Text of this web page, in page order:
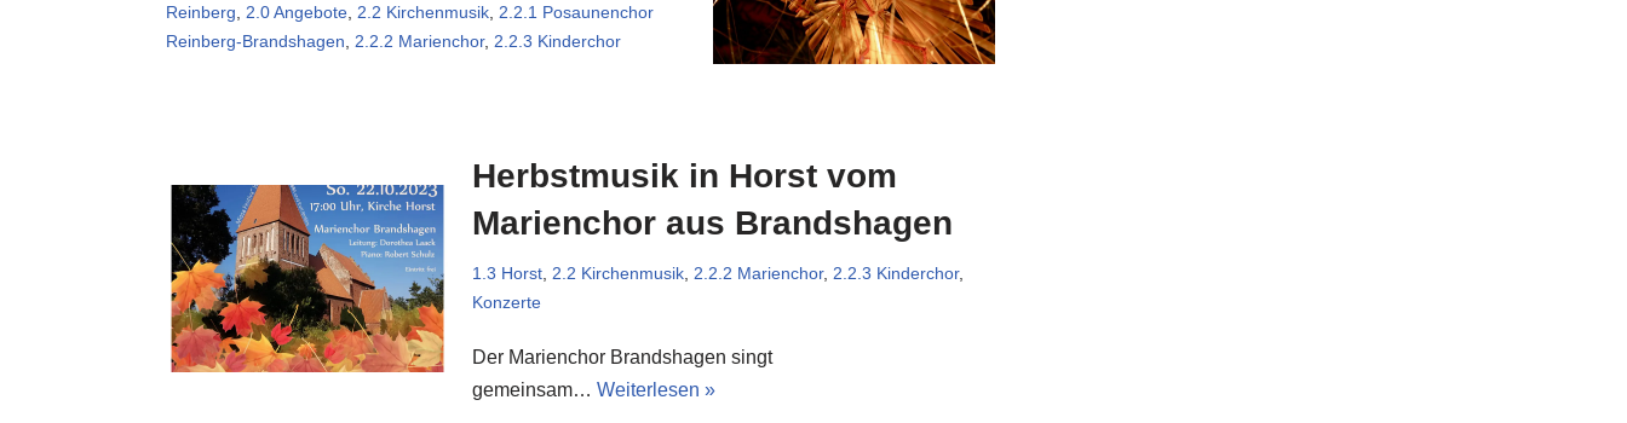
Reinberg
2.0 Angebote 2.2 Kirchenmusik 2.2.1 Posaunenchor
Reinberg-Brandshagen
2.2.2 Marienchor, 2.2.3 Kinderchor
Herbstmusik in Horst vom
Marienchor aus Brandshagen
1.3 Horst, 2.2 Kirchenmusik, 2.2.2 Marienchor, 2.2.3 Kinderchor,
Konzerte
Der Marienchor Brandshagen singt
gemeinsam… Weiterlesen »